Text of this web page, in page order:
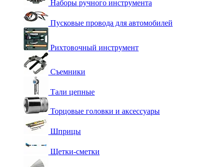
Наборы ручного инструмента
Пусковые провода для автомобилей
Рихтовочный инструмент
Съемники
Тали цепные
Торцовые головки и аксессуары
Шприцы
Щетки-сметки